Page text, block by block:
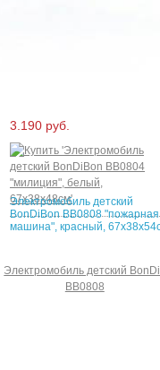
3.190 руб.
Электромобиль детский
BonDiBon BB0808 "пожарная
машина", красный,